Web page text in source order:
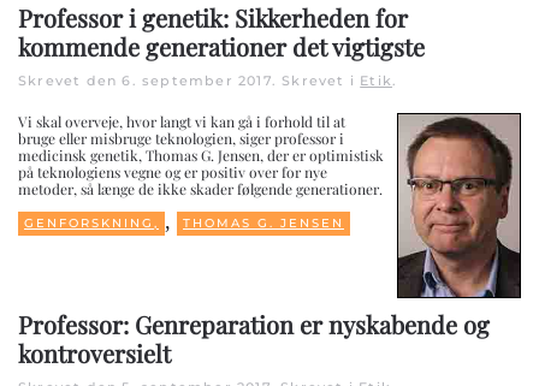
Professor i genetik: Sikkerheden for
kommende generationer det vigtigste
Skrevet den6. september 2017. Skrevet i Etik.
Vi skal overveje, hvor langt vi kan gå i forhold til at
bruge eller misbruge teknologien, siger professor i
medicinsk genetik, Thomas G. Jensen, der er optimistisk
på teknologiens vegne og er positiv over for nye
metoder, så længe de ikke skader følgende generationer.
GENFORSKNING, , THOMAS G. JENSEN
Professor: Genreparation er nyskabende og
kontroversielt